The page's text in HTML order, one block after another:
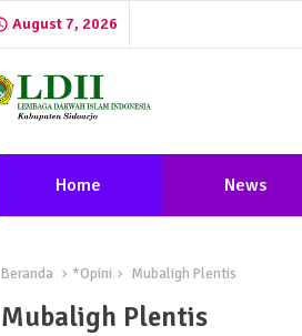
August 7, 2026
Home News
Beranda *Opini Mubaligh Plentis
Mubaligh Plentis